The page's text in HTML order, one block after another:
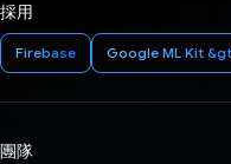
採用
Firebase Google ML Kit
團隊